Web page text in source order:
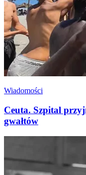
Wiadomości
Ceuta. Szpital
gwałtów